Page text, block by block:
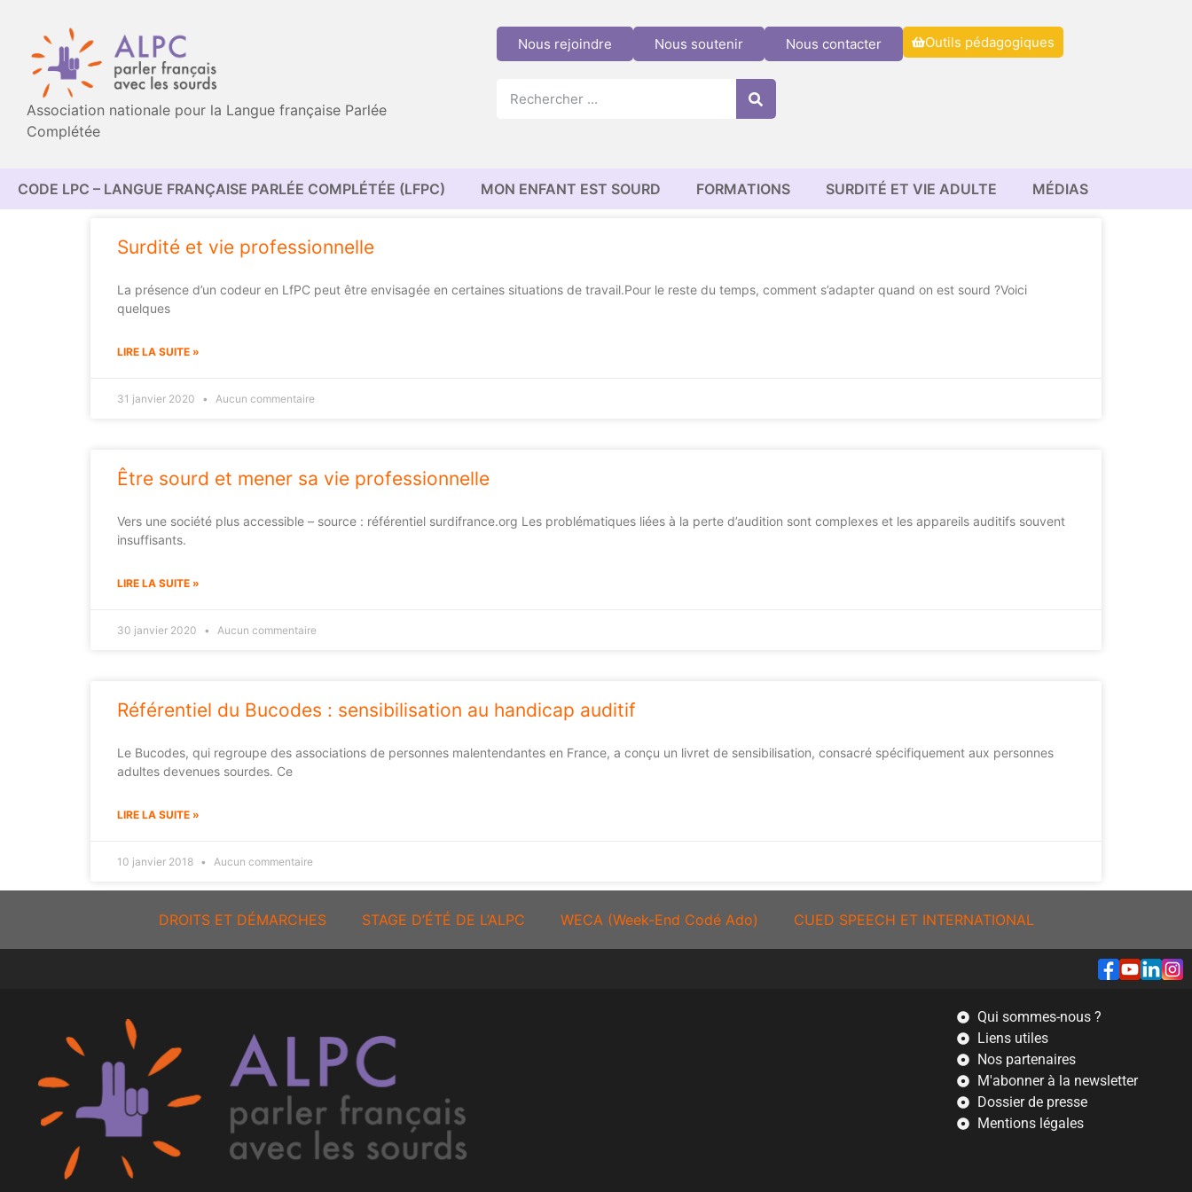
Association nationale pour la Langue française Parlée
Complétée
Nous rejoindre Nous soutenir Nous contacter Outils pédagogiques
CODE LPC – LANGUE FRANÇAISE PARLÉE COMPLÉTÉE (LFPC) MON ENFANT EST SOURD FORMATIONS SURDITÉ ET VIE ADULTE MÉDIAS
Surdité et vie professionnelle
La présence d’un codeur en LfPC peut être envisagée en certaines situations de travail.Pour le reste du temps, comment s’adapter quand on est sourd ?Voici
quelques
LIRE LA SUITE »
31 janvier 2020 Aucun commentaire
Être sourd et mener sa vie professionnelle
Vers une société plus accessible – source : référentiel surdifrance.org Les problématiques liées à la perte d’audition sont complexes et les appareils auditifs souvent
insuffisants.
LIRE LA SUITE »
30 janvier 2020 Aucun commentaire
Référentiel du Bucodes : sensibilisation au handicap auditif
Le Bucodes, qui regroupe des associations de personnes malentendantes en France, a conçu un livret de sensibilisation, consacré spécifiquement aux personnes
adultes devenues sourdes. Ce
LIRE LA SUITE »
10 janvier 2018 Aucun commentaire
DROITS ET DÉMARCHES STAGE D’ÉTÉ DE L’ALPC WECA (Week-End Codé Ado) CUED SPEECH ET INTERNATIONAL
Qui sommes-nous ?
Liens utiles
Nos partenaires
M'abonner à la newsletter
Dossier de presse
Mentions légales